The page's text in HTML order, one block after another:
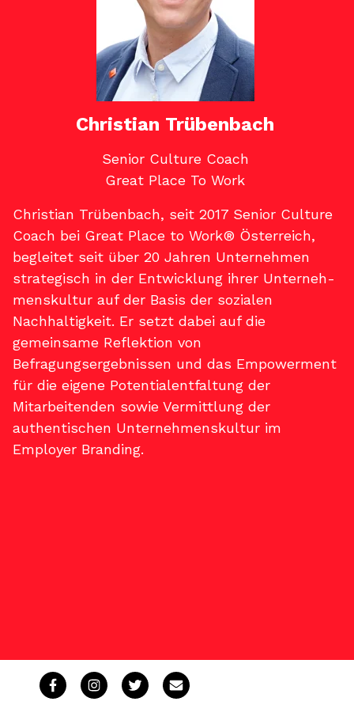
Christian Trübenbach
Senior Culture Coach
Great Place To Work
Christian Trübenbach, seit 2017 Senior Culture
Coach bei Great Place to Work® Österreich,
begleitet seit über 20 Jahren Unternehmen
strate­gisch in der Entwicklung ihrer Unterneh­
menskultur auf der Basis der sozialen
Nachhaltigkeit. Er setzt dabei auf die
gemeinsa­me Reflektion von
Befragungsergebnissen und das Empowerment
für die eigene Potentialentfaltung der
Mitarbeitenden sowie Vermittlung der
authentischen Unternehmenskultur im
Employer Branding.